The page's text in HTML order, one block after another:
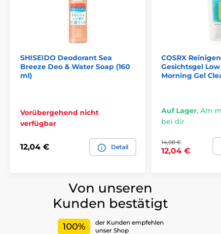
SHISEIDO Deodorant Sea
Breeze Deo & Water Soap (160
ml)
Vorübergehend nicht
verfügbar
12,04 € Detail
COSRX
Gesichtsgel
Morning Gel
Auf Lager, Am
bei dir
14,08 €
12,04 €
Von unseren
Kunden bestätigt
100%
der Kunden empfehlen
unser Shop